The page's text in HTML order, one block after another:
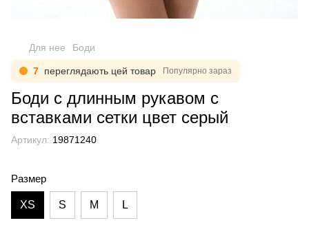
Для нее Боди
7 переглядають цей товар Популярно зараз
Боди с длинным рукавом с
вставками сетки цвет серый
Артикул: 19871240
Размер
XS S M L